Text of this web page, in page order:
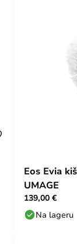
Eos Evia
UMAGE
139,00 €
Na lageru